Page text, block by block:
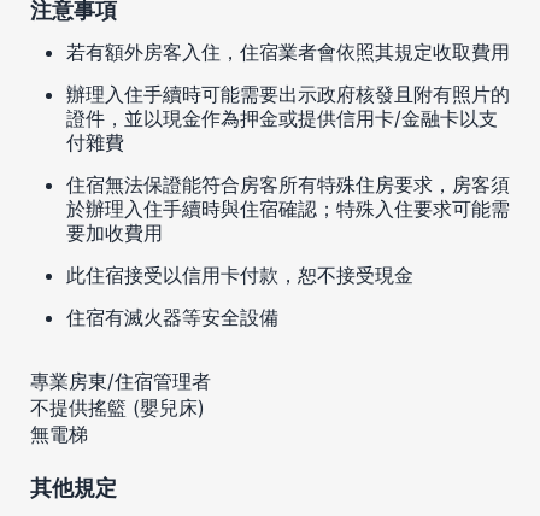
注意事項
若有額外房客入住，住宿業者會依照其規定收取費用
辦理入住手續時可能需要出示政府核發且附有照片的
證件，並以現金作為押金或提供信用卡/金融卡以支
付雜費
住宿無法保證能符合房客所有特殊住房要求，房客須
於辦理入住手續時與住宿確認；特殊入住要求可能需
要加收費用
此住宿接受以信用卡付款，恕不接受現金
住宿有滅火器等安全設備
專業房東/住宿管理者
不提供搖籃 (嬰兒床)
無電梯
其他規定